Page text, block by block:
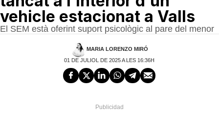
vehicle estacionat a Valls
El SEM està oferint suport psicològic al pare del menor
MARIA LORENZO MIRÓ
01 DE JULIOL DE 2025 A LES 16:36H